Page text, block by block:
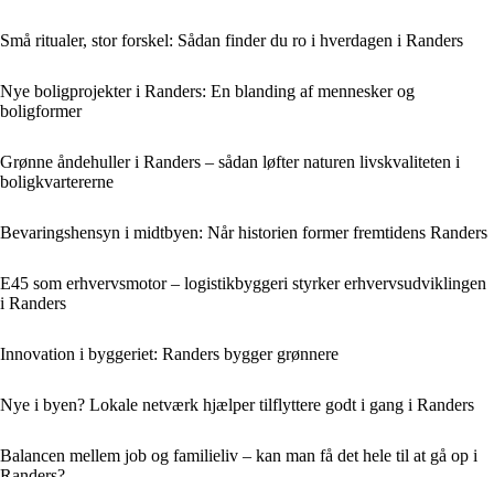
Små ritualer, stor forskel: Sådan finder du ro i hverdagen i Randers
Nye boligprojekter i Randers: En blanding af mennesker og
boligformer
Grønne åndehuller i Randers – sådan løfter naturen livskvaliteten i
boligkvartererne
Bevaringshensyn i midtbyen: Når historien former fremtidens Randers
E45 som erhvervsmotor – logistikbyggeri styrker erhvervsudviklingen
i Randers
Innovation i byggeriet: Randers bygger grønnere
Nye i byen? Lokale netværk hjælper tilflyttere godt i gang i Randers
Balancen mellem job og familieliv – kan man få det hele til at gå op i